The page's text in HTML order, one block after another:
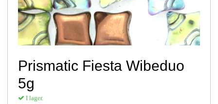
Prismatic Fiesta Wibeduo
5g
I lager.